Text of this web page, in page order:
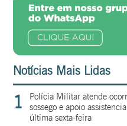
Notícias Mais Lidas
1
Polícia Militar atende
sossego e apoio
última sexta-feira